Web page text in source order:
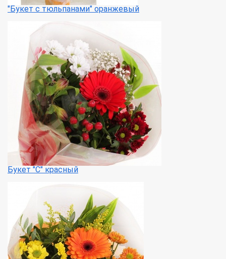
"Букет с тюльпанами" оранжевый
Букет "С" красный